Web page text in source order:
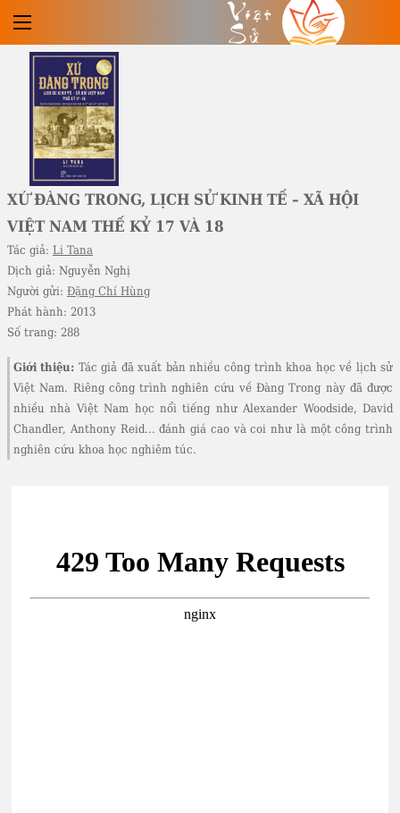
Việt
Sử
XỨ ĐÀNG TRONG, LỊCH SỬ KINH TẾ – XÃ HỘI
VIỆT NAM THẾ KỶ 17 VÀ 18
Tác giả: Li Tana
Dịch giả: Nguyễn Nghị
Người gửi: Đặng Chí Hùng
Phát hành: 2013
Số trang: 288
Giới thiệu: Tác giả đã xuất bản nhiều công trình khoa học về lịch sử
Việt Nam. Riêng công trình nghiên cứu về Đàng Trong này đã được
nhiều nhà Việt Nam học nổi tiếng như Alexander Woodside, David
Chandler, Anthony Reid... đánh giá cao và coi như là một công trình
nghiên cứu khoa học nghiêm túc.